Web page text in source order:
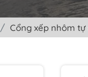
Cổng xếp nhôm